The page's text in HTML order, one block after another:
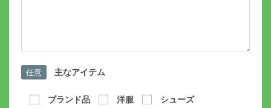
任意 主なアイテム
ブランド品 洋服
シューズ